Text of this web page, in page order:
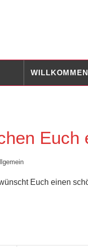
WILLKOMMEN
Euch
Euch einen